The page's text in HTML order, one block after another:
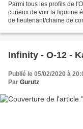
Parmi tous les profils de
curieux de voir la figurine
de lieutenant/chaine de
Infinity - O-12 -
Publié le 05/02/2020 à
Par Gurutz